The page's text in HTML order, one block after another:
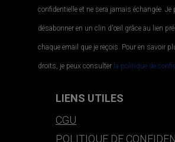
confidentielle et ne sera jamais échangée. Je
désabonner en un clin d'œil grâce au lien
chaque email que je reçois. Pour en savoir
droits, je peux consulter la politique de
LIENS UTILES
CGU
POLITIQUE DE